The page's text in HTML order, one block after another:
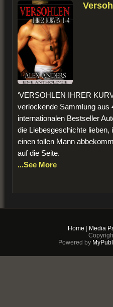
‘VERSOHLEN IHRER
verlockende Sammlung aus
internationalen Bestseller
die Liebesgeschichte lieben,
einen tollen Mann
auf die Seite.
...See More
Home Media
Powered by